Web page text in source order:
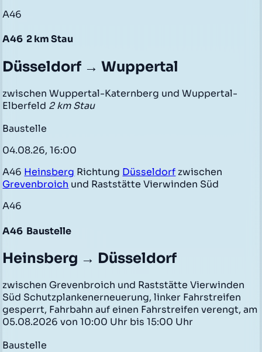
A46
A46 2 km Stau
Düsseldorf → Wuppertal
zwischen Wuppertal-Katernberg und Wuppertal-
Elberfeld 2 km Stau
Baustelle
04.08.26, 16:00
A46 Heinsberg Richtung Düsseldorf zwischen
Grevenbroich und Raststätte Vierwinden Süd
A46
A46 Baustelle
Heinsberg → Düsseldorf
zwischen Grevenbroich und Raststätte Vierwinden
Süd Schutzplankenerneuerung, linker Fahrstreifen
gesperrt, Fahrbahn auf einen Fahrstreifen verengt, am
05.08.2026 von 10:00 Uhr bis 15:00 Uhr
Baustelle